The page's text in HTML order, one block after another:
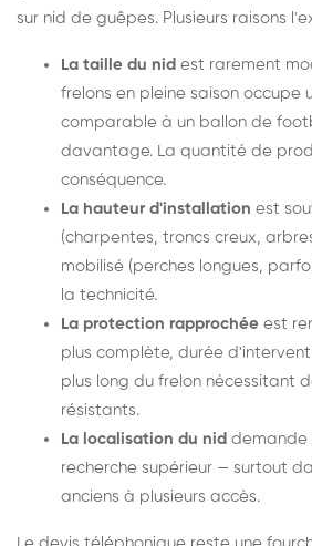
sur nid de guêpes. Plusieurs raisons
La taille du nid est rarement
frelons en pleine saison occupe
comparable à un ballon de
davantage. La quantité de
conséquence.
La hauteur d'installation est
(charpentes, troncs creux,
mobilisé (perches longues,
la technicité.
La protection rapprochée est
plus complète, durée
plus long du frelon nécessitant
résistants.
La localisation du nid demande
recherche supérieur — surtout
anciens à plusieurs accès.